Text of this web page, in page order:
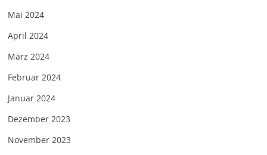
Mai 2024
April 2024
März 2024
Februar 2024
Januar 2024
Dezember 2023
November 2023